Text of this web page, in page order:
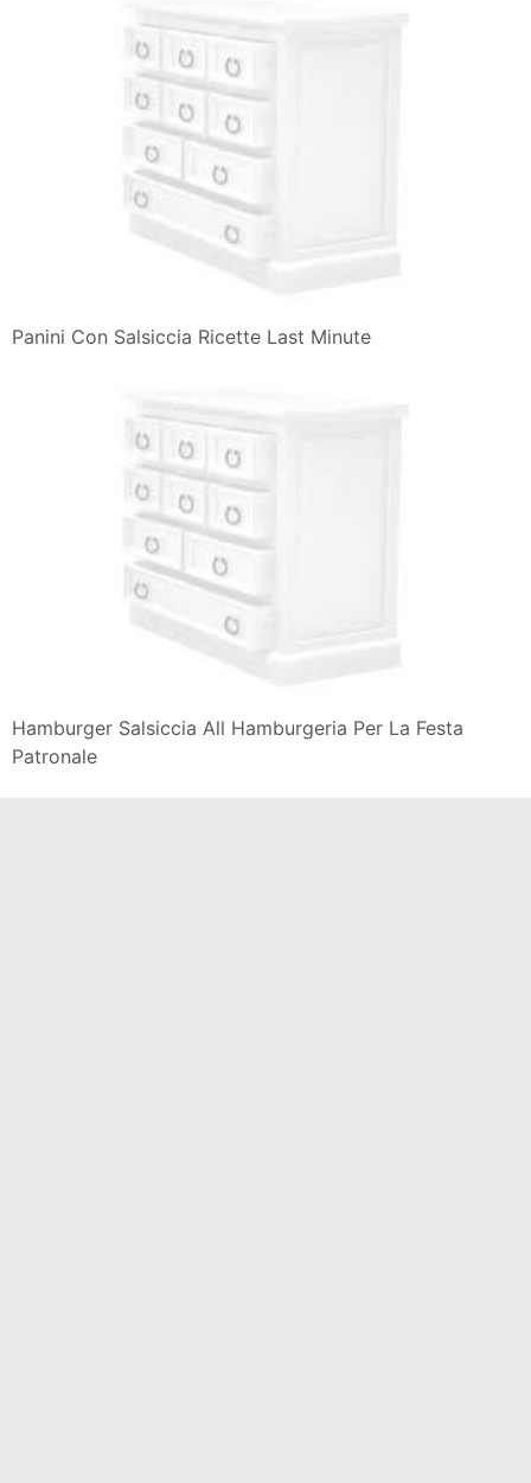
Panini Con Salsiccia Ricette Last Minute
Hamburger Salsiccia All Hamburgeria Per La Festa
Patronale